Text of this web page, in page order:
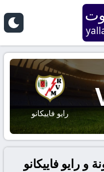
رايو فاييكانو
و رايو فاييكانو